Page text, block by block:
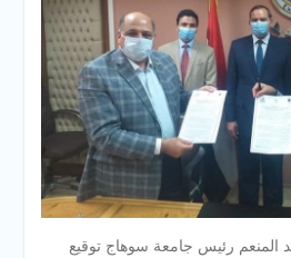
المنعم رئيس جامعة سوهاج توقيع